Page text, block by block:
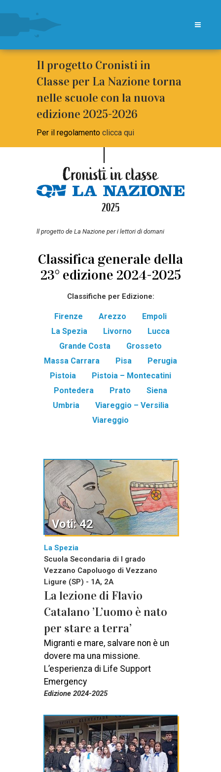
Il progetto Cronisti in
Classe per La Nazione torna
nelle scuole con la nuova
edizione 2025-2026
Per il regolamento clicca qui
ll progetto de La Nazione per i lettori di domani
Classifica generale della
23° edizione 2024-2025
Classifiche per Edizione:
Firenze Arezzo
Empoli
La Spezia
Livorno
Lucca
Grande Costa
Grosseto
Massa Carrara
Pisa
Perugia
Pistoia
Pistoia – Montecatini
Pontedera
Prato
Siena
Umbria
Viareggio – Versilia
Viareggio
La Spezia
Scuola Secondaria di I grado
Vezzano Capoluogo di Vezzano
Ligure (SP) - 1A, 2A
La lezione di Flavio
Catalano ’L’uomo è nato
per stare a terra’
Migranti e mare, salvare non è un
dovere ma una missione.
L’esperienza di Life Support
Emergency
Edizione 2024-2025
Voti: 42